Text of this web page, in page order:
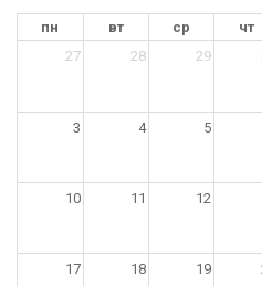
пн вт ср чт
27
28 29
3 4 5
10 11 12
17 18 19